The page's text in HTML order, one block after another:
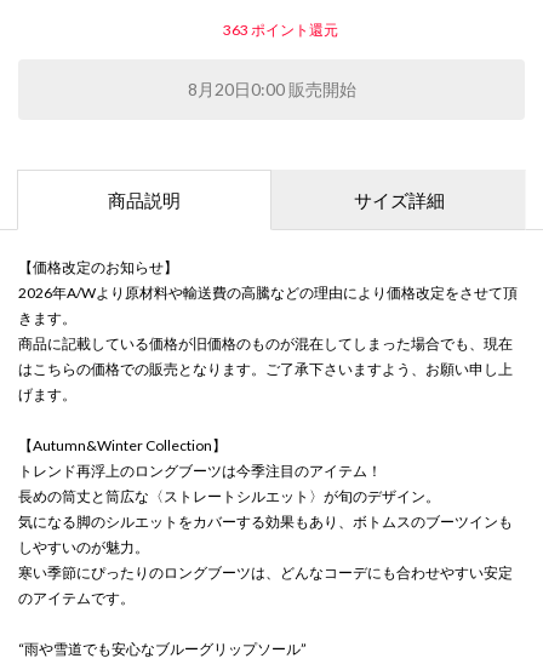
363 ポイント還元
8月20日0:00 販売開始
商品説明 サイズ詳細
【価格改定のお知らせ】
2026年A/Wより原材料や輸送費の高騰などの理由により価格改定をさせて頂
きます。
商品に記載している価格が旧価格のものが混在してしまった場合でも、現在
はこちらの価格での販売となります。ご了承下さいますよう、お願い申し上
げます。
【Autumn&Winter Collection】
トレンド再浮上のロングブーツは今季注目のアイテム！
長めの筒丈と筒広な〈ストレートシルエット〉が旬のデザイン。
気になる脚のシルエットをカバーする効果もあり、ボトムスのブーツインも
しやすいのが魅力。
寒い季節にぴったりのロングブーツは、どんなコーデにも合わせやすい安定
のアイテムです。
“雨や雪道でも安心なブルーグリップソール”